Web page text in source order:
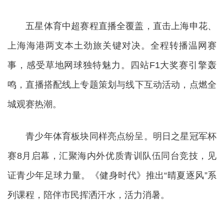
五星体育中超赛程直播全覆盖，直击上海申花、
上海海港两支本土劲旅关键对决。全程转播温网赛
事，感受草地网球独特魅力。四站F1大奖赛引擎轰
鸣，直播搭配线上专题策划与线下互动活动，点燃全
城观赛热潮。
青少年体育板块同样亮点纷呈。明日之星冠军杯
赛8月启幕，汇聚海内外优质青训队伍同台竞技，见
证青少年足球力量。《健身时代》推出“晴夏逐风”系
列课程，陪伴市民挥洒汗水，活力消暑。